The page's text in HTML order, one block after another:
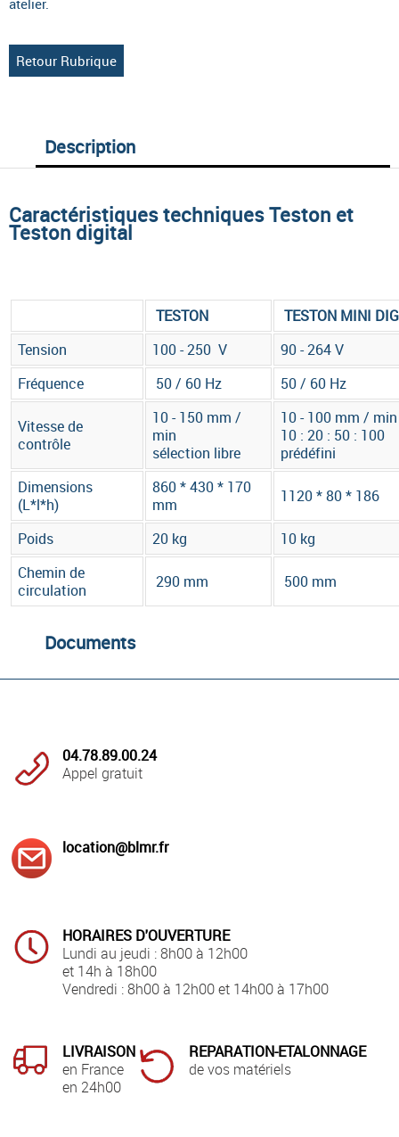
atelier.
Retour Rubrique
Description
Caractéristiques techniques Teston et
Teston digital
TESTON
TESTON MINI
Tension
100 - 250 V
90 - 264 V
Fréquence
50 / 60 Hz 50 / 60 Hz
Vitesse de
contrôle
10 - 150 mm /
min
sélection libre
10 - 100 mm / min
10 : 20 : 50 : 100
prédéfini
Dimensions
(L*l*h)
860 * 430 * 170
mm
1120 * 80 * 186
Poids 20 kg
10 kg
Chemin de
circulation
290 mm 500 mm
Documents
04.78.89.00.24
Appel gratuit
location@blmr.fr
HORAIRES D'OUVERTURE
Lundi au jeudi : 8h00 à 12h00
et 14h à 18h00
Vendredi : 8h00 à 12h00 et 14h00 à 17h00
LIVRAISON
en France
en 24h00
REPARATION-ETALONNAGE
de vos matériels